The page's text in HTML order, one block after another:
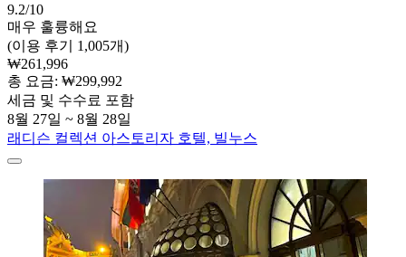
9.2/10
매우 훌륭해요
(이용 후기 1,005개)
₩261,996
총 요금: ₩299,992
세금 및 수수료 포함
8월 27일 ~ 8월 28일
래디슨 컬렉션 아스토리자 호텔, 빌누스